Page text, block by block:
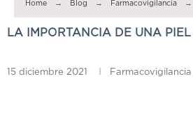
Home Blog Farmacovigilancia
LA IMPORTANCIA DE UNA
15 diciembre 2021 Farmacovigilancia